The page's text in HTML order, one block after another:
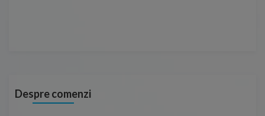
Despre comenzi